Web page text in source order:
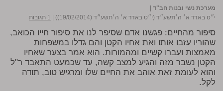
מערכת נשי ובנות חב"ד |
י״ט באדר א׳ ה׳תשע״ד (י״ט באדר א׳ ה׳תשע״ד (19/02/2014))
| 1 תגובות
סיפור מהחיים: פגשנו אדם שסיפר לנו את סיפור חייו הכואב,
שהוריו עזבו אותו ואת אחיו הקטן והם גדלו במשפחות
מאמצות ועברו קשיים ומהמורות. הוא אמר בצער שאחיו
הקטן נשבר מזה והגיע למצב קשה, עד שכמעט התאבד ר"ל
והוא לעומת זאת אוהב את החיים שלו ומרגיש טוב, תודה
לקל.